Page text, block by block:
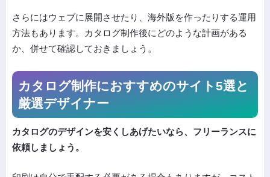
さらにはウェブに展開させたり、海外版を作ったりする運用
方法もあります。カタログ制作後にどのような計画がある
か、併せて確認しておきましょう。
カタログ制作におすすめのサイト5選と
厳選デザイナー
カタログのデザインを安くしあげたいなら、フリーランスに
依頼しましょう。